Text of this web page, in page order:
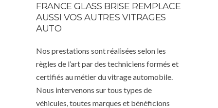
FRANCE GLASS BRISE REMPLACE
AUSSI VOS AUTRES VITRAGES
AUTO
Nos prestations sont réalisées selon les
règles de l’art par des techniciens formés et
certifiés au métier du vitrage automobile.
Nous intervenons sur tous types de
véhicules, toutes marques et bénéficions